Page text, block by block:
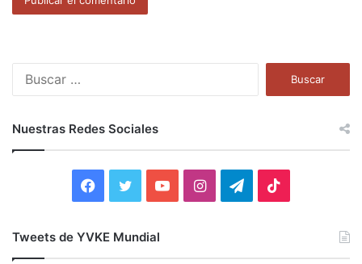
:
Nuestras Redes Sociales
I
Tweets de YVKE Mundial